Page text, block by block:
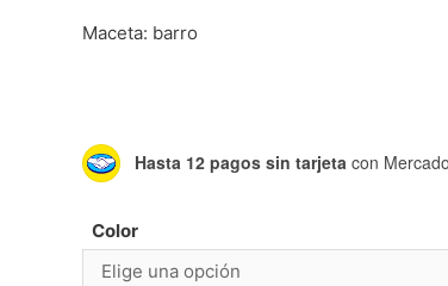
Maceta: barro
Hasta 12 pagos sin tarjeta con
Color